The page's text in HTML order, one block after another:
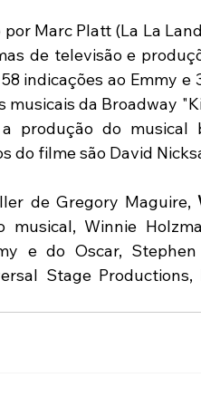
Marc Platt (La La
de televisão e
indicações ao Emmy
musicais da Broadway
produção do musical
do filme são David
de Gregory Maguire,
musical, Winnie
e do Oscar,
Stage